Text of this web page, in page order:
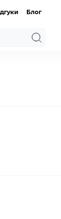
Блог